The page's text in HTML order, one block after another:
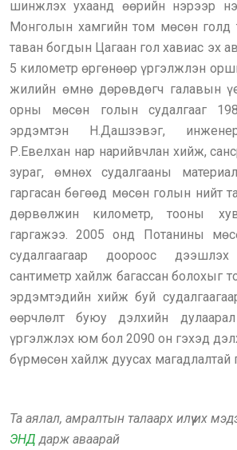
шинжлэх ухаанд өөрийн нэрээр
Монголын хамгийн том мөсөн голд
таван богдын Цагаан гол хавиас эх
5 километр өргөнөөр үргэлжлэн
жилийн өмнө дөрөвдөгч галавын
орны мөсөн голын судалгааг
эрдэмтэн Н.Дашзэвэг,
Р.Евелхан нар нарийвчлан хийж,
зураг, өмнөх судалгааны
гаргасан бөгөөд мөсөн голын нийт
дөрвөлжин километр, тооны
гаргажээ. 2005 онд Потанины
судалгаагаар доороос
сантиметр хайлж багассан болохыг
эрдэмтэдийн хийж буй
өөрчлөлт буюу дэлхийн
үргэлжлэх юм бол 2090 он гэхэд
бүрмөсөн хайлж дуусах магадлалтай
Та аялал, амралтын талаарх илүү их
ЭНД дарж аваарай